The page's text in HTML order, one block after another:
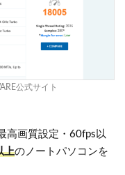
公式サイト
高画質設定・60fps以
上のノートパソコンを